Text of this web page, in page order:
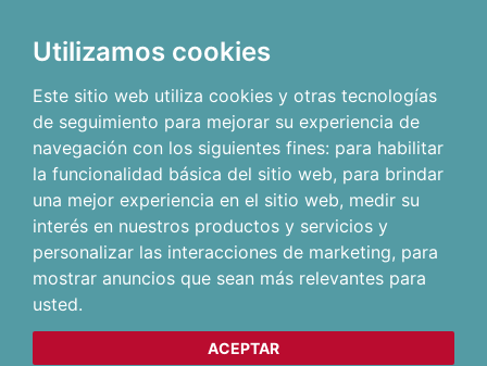
Utilizamos cookies
Este sitio web utiliza cookies y otras tecnologías
de seguimiento para mejorar su experiencia de
navegación con los siguientes fines: para habilitar
la funcionalidad básica del sitio web, para brindar
una mejor experiencia en el sitio web, medir su
interés en nuestros productos y servicios y
personalizar las interacciones de marketing, para
mostrar anuncios que sean más relevantes para
usted.
ACEPTAR